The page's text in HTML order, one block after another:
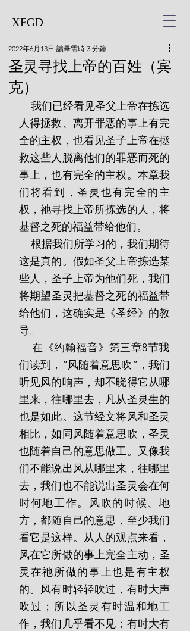
XFGD
圣灵寻找上帝的百姓（宾
克）
2022年6月13日 讀畢需時 3 分鐘
人得拯救、离开罪恶的事上有完
全的主权，也看见圣子上帝在拯
救这些人脱离他们的罪恶而死的
事上，也有完全的主权。本章我
们将看到，圣灵也有完全的主
权，祂寻找上帝所拣选的人，将
基督之死的福益带给他们。
这是真的。假如圣父上帝拣选某
些人，圣子上帝为他们死，我们
将期望圣灵把基督之死的福益带
给他们，这确实是《圣经》的教
导。
    在《约翰福音》第三章8节我
们读到，“风随着意思吹”，我们
听见风的响声，却不晓得它从哪
里来，往哪里去，凡从圣灵生的
也是如此。这节经文将风和圣灵
相比，如同风随着意思吹，圣灵
也随着自己的意思做工。又像我
们不能说出风从哪里来，往哪里
去，我们也不能说出圣灵会在何
时何地工作。风吹的时候、地
方，都随自己的意思，至少我们
看它是这样。从人的观点来看，
风在它所做的事上完全主动，圣
灵在祂所做的事上也是有主权
的。风有时轻轻吹过，有时大声
吹过；所以圣灵有时温和地工
作，我们几乎看不见；有时大有